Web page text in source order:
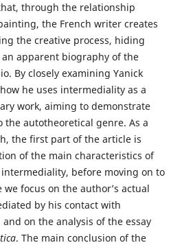
through the relationship
the French writer creates
the creative process, hiding
apparent biography of the
By closely examining Yanick
he uses intermediality as a
work, aiming to demonstrate
the autotheoretical genre. As a
the first part of the article is
of the main characteristics of
before moving on to
focus on the author’s actual
by his contact with
on the analysis of the essay
. The main conclusion of the